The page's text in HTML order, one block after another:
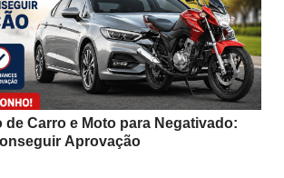
de Carro e Moto para Negativado:
Aprovação